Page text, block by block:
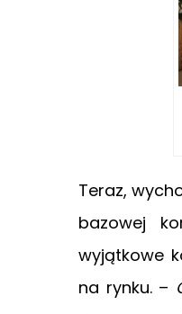
Teraz,
bazowej
wyjątkowe
na rynku. –